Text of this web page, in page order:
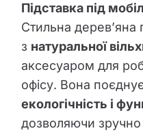
Підставка під
Стильна дерев’яна
з натуральної
аксесуаром для
офісу. Вона
екологічність і
дозволяючи